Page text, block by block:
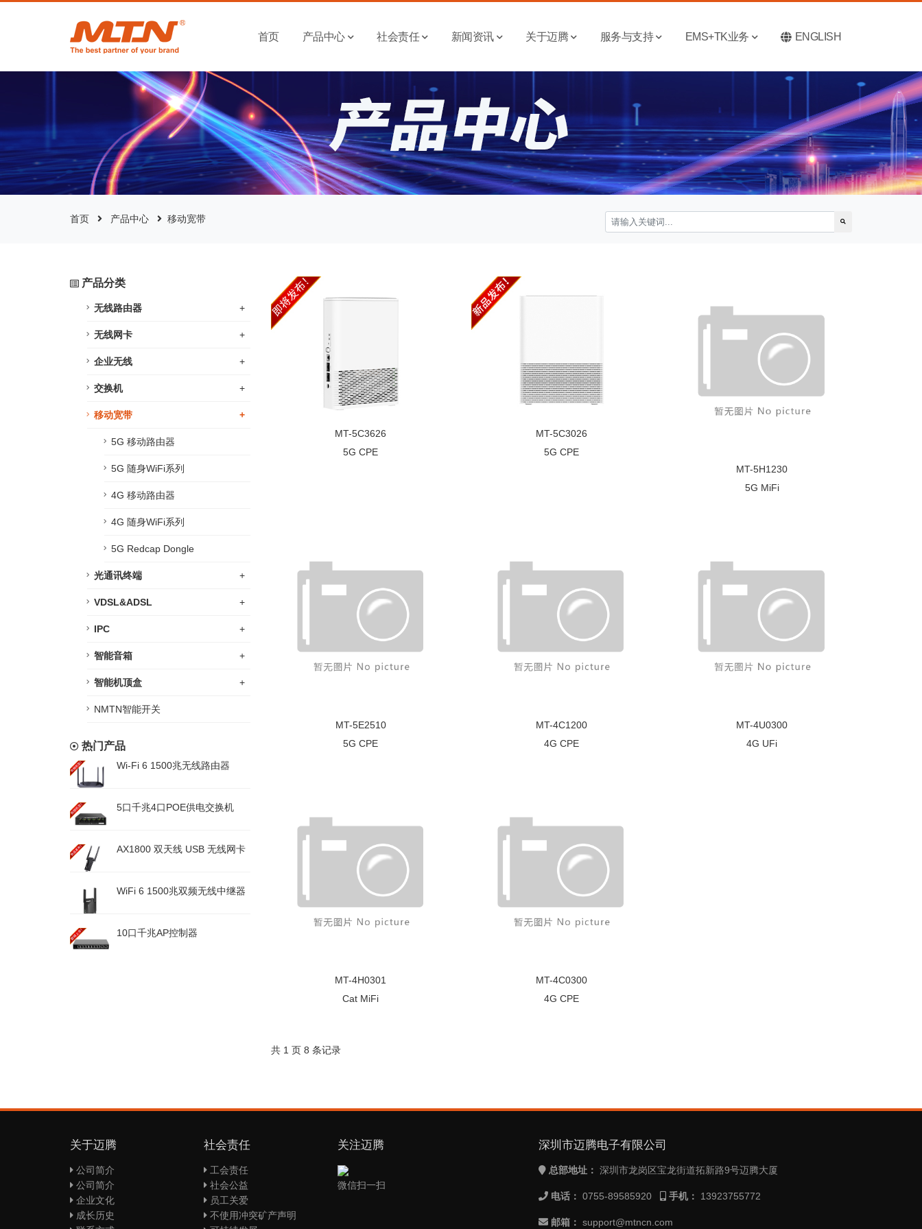
首页 产品中心 社会责任 新闻资讯 关于迈腾 服务与支持 EMS+TK业务 ENGLISH
首页 产品中心 移动宽带
产品分类
无线路由器 +
无线网卡 +
企业无线 +
交换机 +
移动宽带 +
5G 移动路由器
5G 随身WiFi系列
4G 移动路由器
4G 随身WiFi系列
5G Redcap Dongle
光通讯终端 +
VDSL&ADSL +
IPC +
智能音箱 +
智能机顶盒 +
NMTN智能开关
热门产品
Wi-Fi 6 1500兆无线路由器
5口千兆4口POE供电交换机
AX1800 双天线 USB 无线网卡
WiFi 6 1500兆双频无线中继器
10口千兆AP控制器
MT-5C3626
5G CPE
MT-5C3026
5G CPE
MT-5H1230
5G MiFi
MT-5E2510
5G CPE
MT-4C1200
4G CPE
MT-4U0300
4G UFi
MT-4H0301
Cat MiFi
MT-4C0300
4G CPE
共 1 页 8 条记录
关于迈腾
公司简介
公司简介
企业文化
成长历史
社会责任
工会责任
社会公益
员工关爱
不使用冲突矿产声明
关注迈腾
微信扫一扫
深圳市迈腾电子有限公司
总部地址： 深圳市龙岗区宝龙街道拓新路9号迈腾大厦
电话： 0755-89585920 手机： 13923755772
邮箱： support@mtncn.com